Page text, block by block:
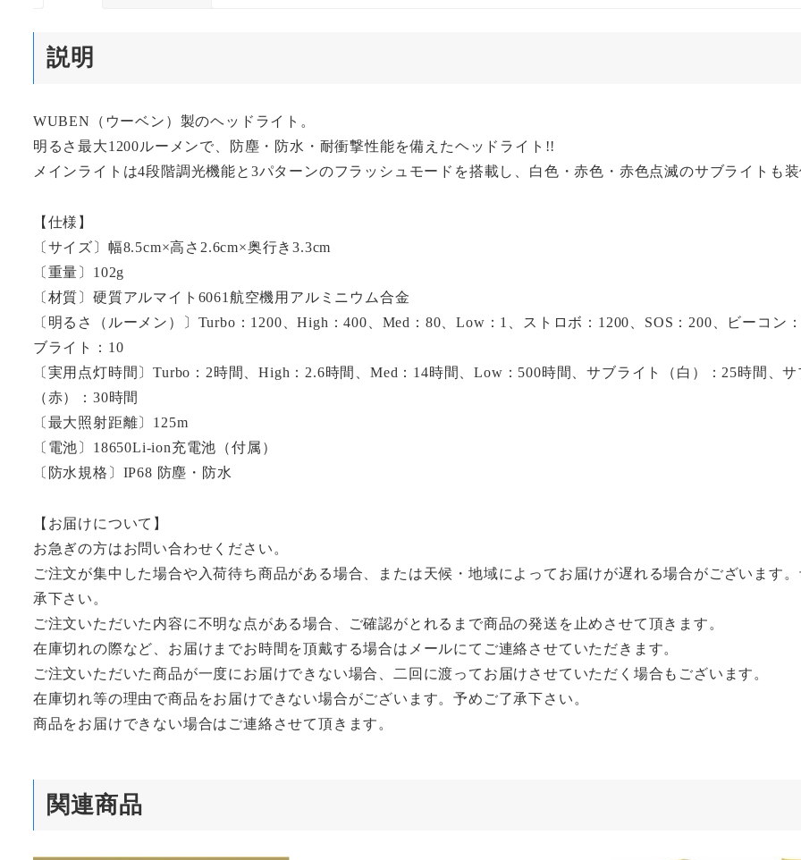
説明
WUBEN（ウーベン）製のヘッドライト。
明るさ最大1200ルーメンで、防塵・防水・耐衝撃性能を備えたヘッドライト!!
メインライトは4段階調光機能と3パターンのフラッシュモードを搭載し、白色・赤色・赤色点滅のサブライトも
【仕様】
〔サイズ〕幅8.5cm×高さ2.6cm×奥行き3.3cm
〔重量〕102g
〔材質〕硬質アルマイト6061航空機用アルミニウム合金
〔明るさ（ルーメン）〕Turbo：1200、High：400、Med：80、Low：1、ストロボ：1200、SOS：200、ビーコン
ブライト：10
〔実用点灯時間〕Turbo：2時間、High：2.6時間、Med：14時間、Low：500時間、サブライト（白）：25時間、
（赤）：30時間
〔最大照射距離〕125m
〔電池〕18650Li-ion充電池（付属）
〔防水規格〕IP68 防塵・防水
【お届けについて】
お急ぎの方はお問い合わせください。
ご注文が集中した場合や入荷待ち商品がある場合、または天候・地域によってお届けが遅れる場合がございます
承下さい。
ご注文いただいた内容に不明な点がある場合、ご確認がとれるまで商品の発送を止めさせて頂きます。
在庫切れの際など、お届けまでお時間を頂戴する場合はメールにてご連絡させていただきます。
ご注文いただいた商品が一度にお届けできない場合、二回に渡ってお届けさせていただく場合もございます。
在庫切れ等の理由で商品をお届けできない場合がございます。予めご了承下さい。
商品をお届けできない場合はご連絡させて頂きます。
関連商品